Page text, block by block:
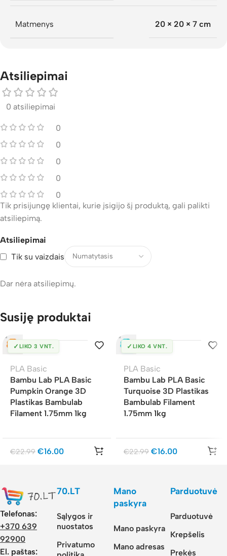
Matmenys 20 × 20 × 7 cm
Atsiliepimai
0 atsiliepimai
0
0
0
0
0
Atsiliepimai
Tik su vaizdais
Dar nėra atsiliepimų.
Tik prisijungę klientai, kurie įsigijo šį produktą, gali palikti
atsiliepimą.
Susiję produktai
✓ LIKO 3 VNT.
PLA Basic
Bambu Lab PLA Basic
Pumpkin Orange 3D
Plastikas Bambulab
Filament 1.75mm 1kg
€22.99 €16.00
✓ LIKO 4 VNT.
PLA Basic
Bambu Lab PLA Basic
Turquoise 3D Plastikas
Bambulab Filament
1.75mm 1kg
€22.99 €16.00
Telefonas:
+370 639
92900
El. paštas:
70.LT
Sąlygos ir
nuostatos
Privatumo
Mano
paskyra
Mano paskyra
Mano adresas
Parduotuvė
Parduotuvė
Krepšelis
Prekės